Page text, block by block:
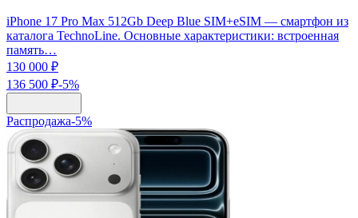
iPhone 17 Pro Max 512Gb Deep Blue SIM+eSIM — смартфон из
каталога TechnoLine. Основные характеристики: встроенная
память…
130 000 ₽
136 500 ₽-5%
Распродажа-5%